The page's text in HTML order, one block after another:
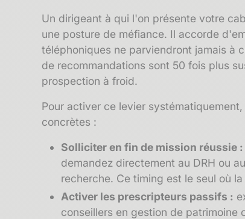
Un dirigeant à qui l'on présente votre
une posture de méfiance. Il accorde
téléphoniques ne parviendront jamais à
de recommandations sont 50 fois plus
prospection à froid.
Pour activer ce levier
concrètes :
Solliciter en fin de mission réussie :
demandez directement au DRH ou
recherche. Ce timing est le seul où
Activer les prescripteurs passifs :
conseillers en gestion de patrimoine